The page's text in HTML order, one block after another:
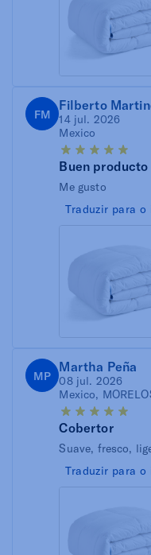
FM
Filberto
14 jul. 2026
Mexico
Buen producto
Me gusto
Traduzir para o
MP
Martha Peña
08 jul. 2026
Mexico,
Cobertor
Suave, fresco,
Traduzir para o